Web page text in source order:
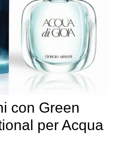
con Green
per Acqua